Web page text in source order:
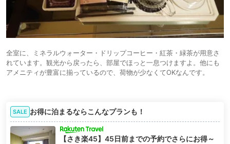
全室に、ミネラルウォーター・ドリップコーヒー・紅茶・緑茶が用意さ
れています。観光から戻ったら、部屋でほっと一息つけますよ。他にも
アメニティが豊富に揃っているので、荷物が少なくてOKなんです。
SALE お得に泊まるならこんなプランも！
【さき楽45】45日前までの予約でさらにお得～